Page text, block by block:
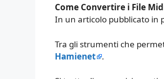
Come Convertire i File
In un articolo pubblicato in
Tra gli strumenti che
Hamienet
.